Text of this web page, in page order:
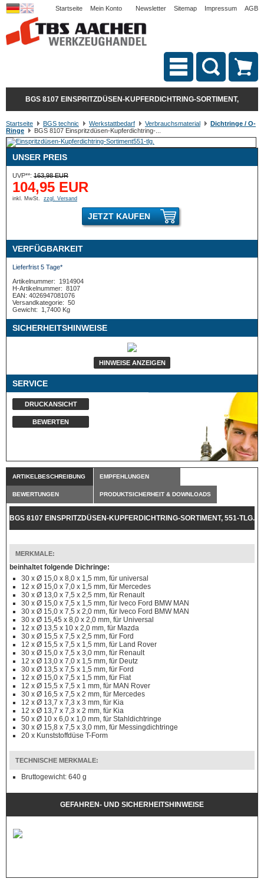
Startseite Mein Konto Newsletter Sitemap Impressum AGB
BGS 8107 EINSPRITZDÜSEN-KUPFERDICHTRING-SORTIMENT,
Startseite BGS technic Werkstattbedarf Verbrauchsmaterial
Dichtringe / O-
Ringe
BGS 8107 Einspritzdüsen-Kupferdichtring-...
UNSER PREIS
UVP**: 163,98 EUR
104,95 EUR
inkl. MwSt. zzgl. Versand
JETZT KAUFEN
VERFÜGBARKEIT
Lieferfrist 5 Tage*
Artikelnummer:
1914904
H-Artikelnummer: 8107
EAN: 4026947081076
Versandkategorie: 50
Gewicht:
1,7400 Kg
SICHERHEITSHINWEISE
HINWEISE ANZEIGEN
SERVICE
DRUCKANSICHT
BEWERTEN
ARTIKELBESCHREIBUNG EMPFEHLUNGEN
BEWERTUNGEN PRODUKTSICHERHEIT & DOWNLOADS
BGS 8107 EINSPRITZDÜSEN-KUPFERDICHTRING-SORTIMENT, 551-TLG.
MERKMALE:
beinhaltet folgende Dichringe:
30 x Ø 15,0 x 8,0 x 1,5 mm, für universal
12 x Ø 15,0 x 7,0 x 1,5 mm, für Mercedes
30 x Ø 13,0 x 7,5 x 2,5 mm, für Renault
30 x Ø 15,0 x 7,5 x 1,5 mm, für Iveco Ford BMW MAN
30 x Ø 15,0 x 7,5 x 2,0 mm, für Iveco Ford BMW MAN
30 x Ø 15,45 x 8,0 x 2,0 mm, für Universal
12 x Ø 13,5 x 10 x 2,0 mm, für Mazda
30 x Ø 15,5 x 7,5 x 2,5 mm, für Ford
12 x Ø 15,5 x 7,5 x 1,5 mm, für Land Rover
30 x Ø 15,0 x 7,5 x 3,0 mm, für Renault
12 x Ø 13,0 x 7,0 x 1,5 mm, für Deutz
30 x Ø 13,5 x 7,5 x 1,5 mm, für Ford
12 x Ø 15,0 x 7,5 x 1,5 mm, für Fiat
12 x Ø 15,5 x 7,5 x 1 mm, für MAN Rover
30 x Ø 16,5 x 7,5 x 2 mm, für Mercedes
12 x Ø 13,7 x 7,3 x 3 mm, für Kia
12 x Ø 13,7 x 7,3 x 2 mm, für Kia
50 x Ø 10 x 6,0 x 1,0 mm, für Stahldichtringe
30 x Ø 15,8 x 7,5 x 3,0 mm, für Messingdichtringe
20 x Kunststoffdüse T-Form
TECHNISCHE MERKMALE:
Bruttogewicht: 640 g
GEFAHREN- UND SICHERHEITSHINWEISE